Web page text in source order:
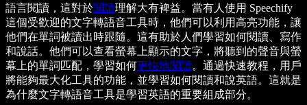
語言閱讀，這對於閱讀理解大有裨益。當有人使用 Speechify
這個受歡迎的文字轉語音工具時，他們可以利用高亮功能，讓
他們在單詞被讀出時跟隨。這有助於人們學習如何閱讀、寫作
和說話。他們可以查看螢幕上顯示的文字，將聽到的聲音與螢
幕上的單詞匹配，學習如何更快地閱讀。通過快速教程，用戶
將能夠最大化工具的功能，並學習如何閱讀和說英語。這就是
為什麼文字轉語音工具是學習英語的重要組成部分。